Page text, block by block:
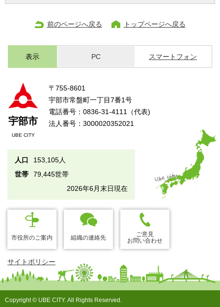
前のページへ戻る トップページへ戻る
表示 PC スマートフォン
宇部市
UBE CITY
〒755-8601
宇部市常盤町一丁目7番1号
電話番号：0836-31-4111（代表)
法人番号：3000020352021
人口
153,105人
世帯
79,445世帯
2026年6月末日現在
市役所のご案内 組織の連絡先
ご意見
お問い合わせ
サイトポリシー
Copyright © UBE CITY. All Rights Reserved.